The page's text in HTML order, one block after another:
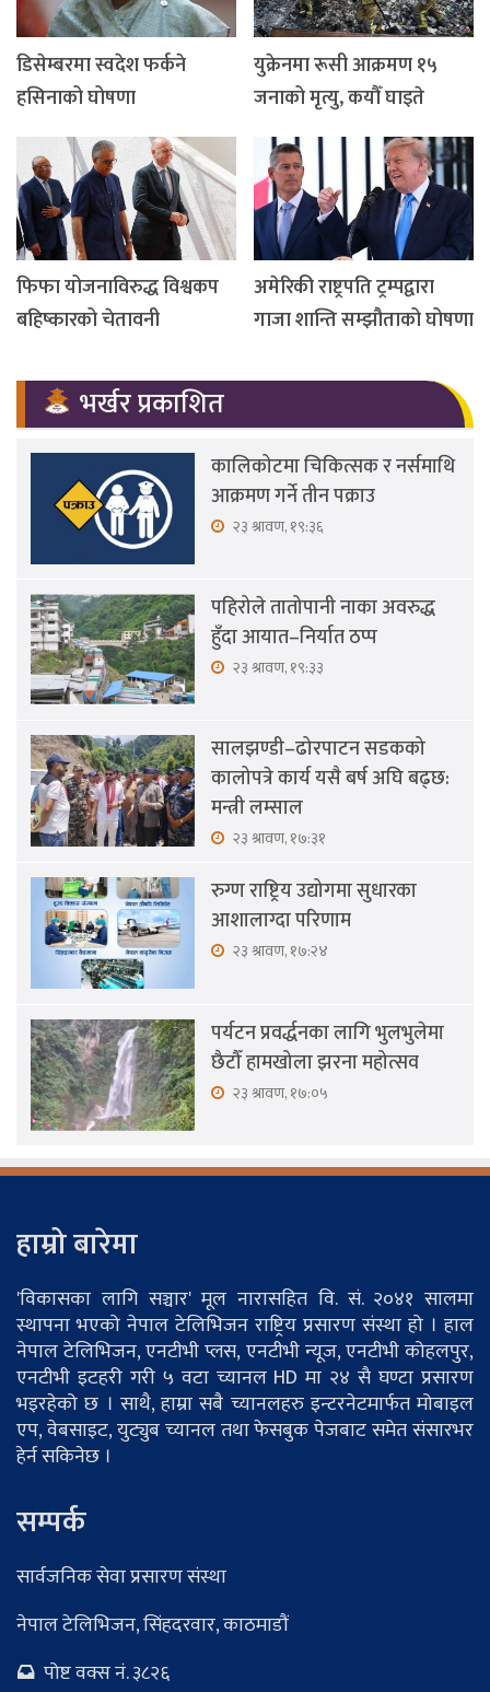
डिसेम्बरमा स्वदेश फर्कने
हसिनाको घोषणा
युक्रेनमा रूसी आक्रमण १५
जनाको मृत्यु, कयौँ घाइते
फिफा योजनाविरुद्ध विश्वकप
बहिष्कारको चेतावनी
अमेरिकी राष्ट्रपति ट्रम्पद्वारा
गाजा शान्ति सम्झौताको घोषणा
भर्खर प्रकाशित
कालिकोटमा चिकित्सक र नर्समाथि
आक्रमण गर्ने तीन पक्राउ
२३ श्रावण, १९:३६
पहिरोले तातोपानी नाका अवरुद्ध
हुँदा आयात–निर्यात ठप्प
२३ श्रावण, १९:३३
सालझण्डी–ढोरपाटन सडकको
कालोपत्रे कार्य यसै बर्ष अघि बढ्छ:
मन्त्री लम्साल
२३ श्रावण, १७:३१
रुग्ण राष्ट्रिय उद्योगमा सुधारका
आशालाग्दा परिणाम
२३ श्रावण, १७:२४
पर्यटन प्रवर्द्धनका लागि भुलभुलेमा
छैटौँ हामखोला झरना महोत्सव
२३ श्रावण, १७:०५
हाम्रो बारेमा
'विकासका लागि सञ्चार' मूल नारासहित वि. सं. २०४१ सालमा
स्थापना भएको नेपाल टेलिभिजन राष्ट्रिय प्रसारण संस्था हो । हाल
नेपाल टेलिभिजन, एनटीभी प्लस, एनटीभी न्यूज, एनटीभी कोहलपुर,
एनटीभी इटहरी गरी ५ वटा च्यानल HD मा २४ सै घण्टा प्रसारण
भइरहेको छ । साथै, हाम्रा सबै च्यानलहरु इन्टरनेटमार्फत मोबाइल
एप, वेबसाइट, युट्युब च्यानल तथा फेसबुक पेजबाट समेत संसारभर
हेर्न सकिनेछ ।
सम्पर्क
सार्वजनिक सेवा प्रसारण संस्था
नेपाल टेलिभिजन, सिंहदरवार, काठमाडौं
पोष्ट वक्स नं. ३८२६